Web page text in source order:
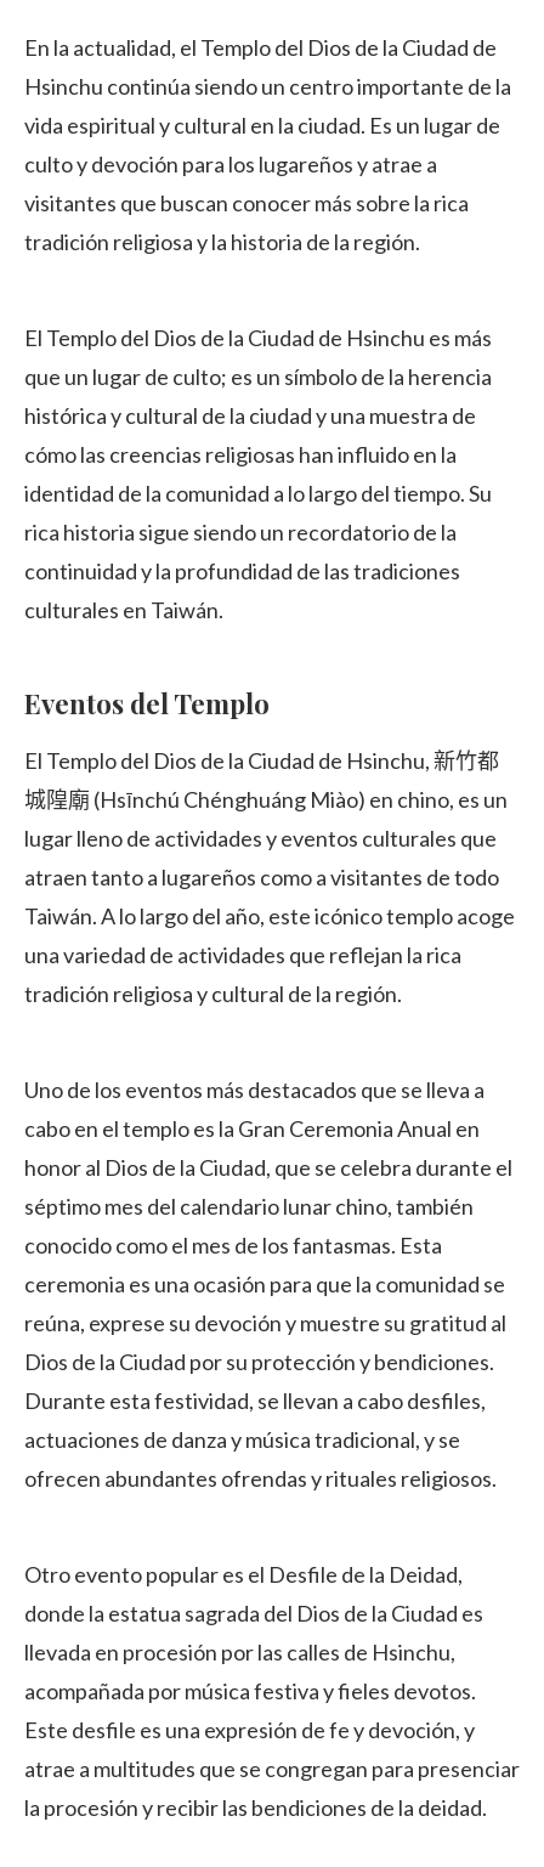
En la actualidad, el Templo del Dios de la Ciudad de
Hsinchu continúa siendo un centro importante de la
vida espiritual y cultural en la ciudad. Es un lugar de
culto y devoción para los lugareños y atrae a
visitantes que buscan conocer más sobre la rica
tradición religiosa y la historia de la región.
El Templo del Dios de la Ciudad de Hsinchu es más
que un lugar de culto; es un símbolo de la herencia
histórica y cultural de la ciudad y una muestra de
cómo las creencias religiosas han influido en la
identidad de la comunidad a lo largo del tiempo. Su
rica historia sigue siendo un recordatorio de la
continuidad y la profundidad de las tradiciones
culturales en Taiwán.
Eventos del Templo
El Templo del Dios de la Ciudad de Hsinchu, 新竹都
城隍廟 (Hsīnchú Chénghuáng Miào) en chino, es un
lugar lleno de actividades y eventos culturales que
atraen tanto a lugareños como a visitantes de todo
Taiwán. A lo largo del año, este icónico templo acoge
una variedad de actividades que reflejan la rica
tradición religiosa y cultural de la región.
Uno de los eventos más destacados que se lleva a
cabo en el templo es la Gran Ceremonia Anual en
honor al Dios de la Ciudad, que se celebra durante el
séptimo mes del calendario lunar chino, también
conocido como el mes de los fantasmas. Esta
ceremonia es una ocasión para que la comunidad se
reúna, exprese su devoción y muestre su gratitud al
Dios de la Ciudad por su protección y bendiciones.
Durante esta festividad, se llevan a cabo desfiles,
actuaciones de danza y música tradicional, y se
ofrecen abundantes ofrendas y rituales religiosos.
Otro evento popular es el Desfile de la Deidad,
donde la estatua sagrada del Dios de la Ciudad es
llevada en procesión por las calles de Hsinchu,
acompañada por música festiva y fieles devotos.
Este desfile es una expresión de fe y devoción, y
atrae a multitudes que se congregan para presenciar
la procesión y recibir las bendiciones de la deidad.